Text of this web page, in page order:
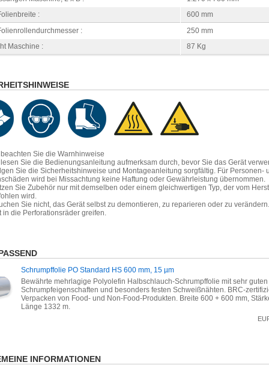
:
600 mm
:
250 mm
Maschine :
87 Kg
Sie die Warnhinweise
Sie die Bedienungsanleitung aufmerksam durch, bevor Sie das Gerät
Sie die Sicherheitshinweise und Montageanleitung sorgfältig. Für Personen-
wird bei Missachtung keine Haftung oder Gewährleistung übernommen.
Sie Zubehör nur mit demselben oder einem gleichwertigen Typ, der vom
wird.
Sie nicht, das Gerät selbst zu demontieren, zu reparieren oder zu verändern.
in die Perforationsräder greifen.
Schrumpffolie PO Standard HS 600 mm, 15 µm
Bewährte mehrlagige Polyolefin Halbschlauch-Schrumpffolie mit sehr guten
Schrumpfeigenschaften und besonders festen Schweißnähten. BRC-
Verpacken von Food- und Non-Food-Produkten. Breite 600 + 600 mm,
Länge 1332 m.
INFORMATIONEN